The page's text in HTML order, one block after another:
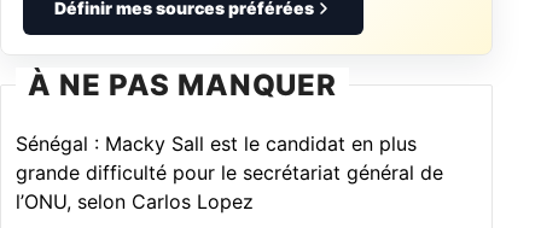
Définir mes sources préférées
À NE PAS MANQUER
Sénégal : Macky Sall est le candidat en plus
grande difficulté pour le secrétariat général de
l’ONU, selon Carlos Lopez